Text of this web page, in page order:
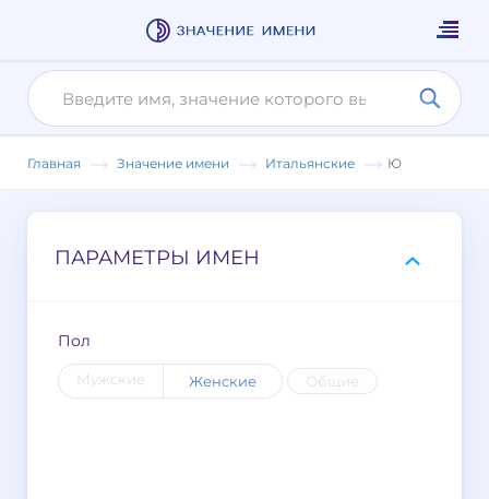
Главная Значение имени Итальянские Ю
ПАРАМЕТРЫ ИМЕН
Пол
Мужские Женские Общие